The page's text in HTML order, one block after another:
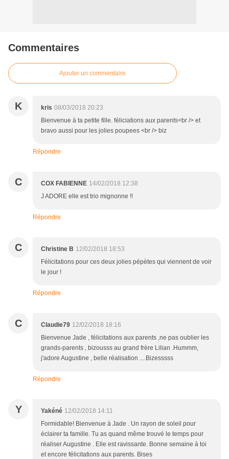
Commentaires
Ajouter un commentaire
K kris 08/03/2018 20:23
Bienvenue à ta petite fille. féliciations aux parents<br /> et
bravo aussi pour les jolies poupees <br /> biz
Répondre
C COX FABIENNE 14/02/2018 12:38
J ADORE elle est trio mignonne !!
Répondre
C Christine B 12/02/2018 18:53
Félicitations pour ces deux jolies pépètes qui viennent de voir
le jour !
Répondre
C Claudie79 12/02/2018 18:16
Bienvenue Jade , félicitations aux parents ,ne pas oublier les
grands-parents , bizousss au grand frère Lilian .Hummm,
j'adore Augustine , belle réalisation ....Bizesssss
Répondre
Y Yakéné 12/02/2018 14:11
Formidable! Bienvenue à Jade . Un rayon de soleil pour
éclairer ta famille. Tu as quand même trouvé le temps pour
réaliser Augustine . Elle est ravissante. Bonne semaine à toi
et encore félicitations aux parents. Bises